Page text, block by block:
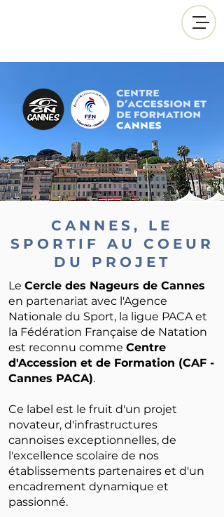
CANNES, LE
SPORTIF AU COEUR
DU PROJET
Le Cercle des Nageurs de Cannes
en partenariat avec l'Agence
Nationale du Sport, la ligue PACA et
la Fédération Française de Natation
est reconnu comme Centre
d'Accession et de Formation (CAF -
Cannes PACA).
Ce label est le fruit d'un projet
novateur, d'infrastructures
cannoises exceptionnelles, de
l'excellence scolaire de nos
établissements partenaires et d'un
encadrement dynamique et
passionné.